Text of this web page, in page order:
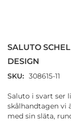
begin
van
afbeeldingen-
gallerij
SALUTO
DESIGN
SKU 308615-11
Saluto i svart ser
skålhandtagen vi
med sin släta,